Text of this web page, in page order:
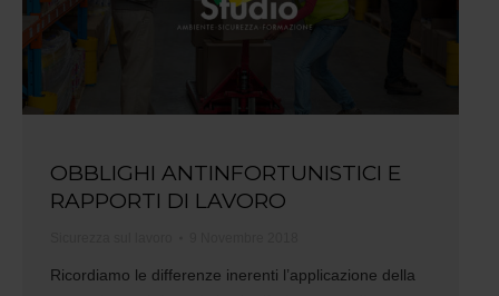
OBBLIGHI ANTINFORTUNISTICI E
RAPPORTI DI LAVORO
Ricordiamo le differenze inerenti l’applicazione della